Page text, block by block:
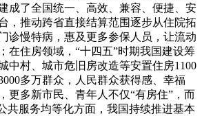
成了全国统一、高效、兼容、便捷、安
，推动跨省直接结算范围逐步从住院拓
诊慢特病，惠及更多参保人员，让流动
在住房领域，“十四五”时期我国建设筹
中村、城市危旧房改造等安置住房1100
多万群众，人民群众获得感、幸福
更多新市民、青年人不仅“有房住”，而
共服务均等化方面，我国持续推进基本